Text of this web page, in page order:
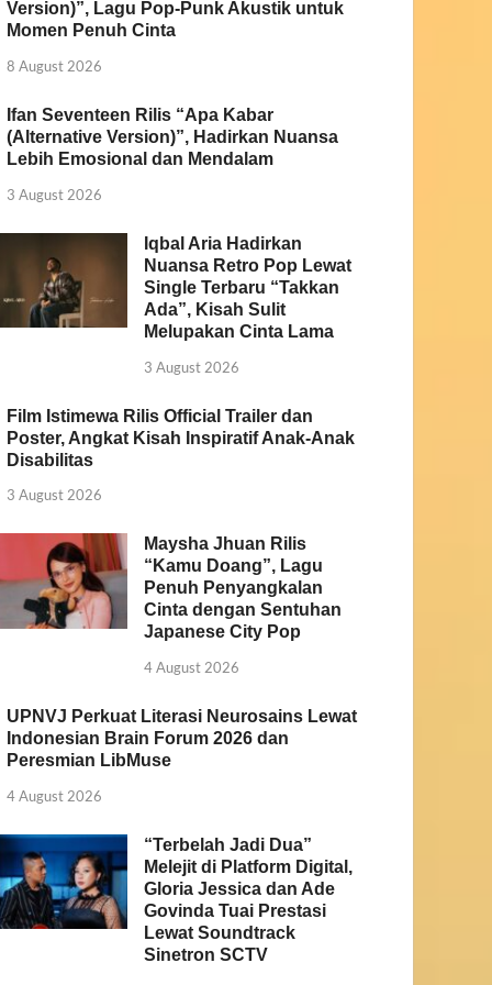
Version)”, Lagu Pop-Punk Akustik untuk
Momen Penuh Cinta
8 August 2026
Ifan Seventeen Rilis “Apa Kabar
(Alternative Version)”, Hadirkan Nuansa
Lebih Emosional dan Mendalam
3 August 2026
Iqbal Aria Hadirkan
Nuansa Retro Pop Lewat
Single Terbaru “Takkan
Ada”, Kisah Sulit
Melupakan Cinta Lama
3 August 2026
Film Istimewa Rilis Official Trailer dan
Poster, Angkat Kisah Inspiratif Anak-Anak
Disabilitas
3 August 2026
Maysha Jhuan Rilis
“Kamu Doang”, Lagu
Penuh Penyangkalan
Cinta dengan Sentuhan
Japanese City Pop
4 August 2026
UPNVJ Perkuat Literasi Neurosains Lewat
Indonesian Brain Forum 2026 dan
Peresmian LibMuse
4 August 2026
“Terbelah Jadi Dua”
Melejit di Platform Digital,
Gloria Jessica dan Ade
Govinda Tuai Prestasi
Lewat Soundtrack
Sinetron SCTV